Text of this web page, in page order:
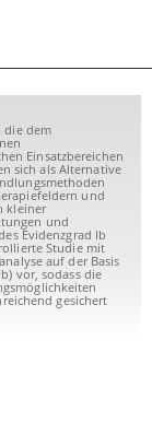
die dem
Einsatzbereichen
sich als Alternative
und
kleiner
und
Evidenzgrad Ib
Studie mit
auf der Basis
vor, sodass die
gesichert